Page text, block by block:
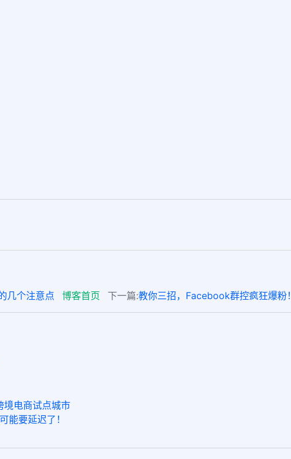
几个注意点 博客首页 下一篇:教你三招，Facebook群控疯狂爆粉！
境电商试点城市
能要延迟了！